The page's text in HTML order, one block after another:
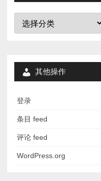
分
其他操作
登录
条目 feed
评论 feed
WordPress.org